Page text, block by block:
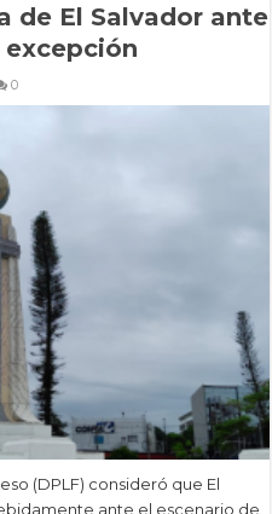
de El Salvador ante
0
(DPLF) consideró que El
ante el escenario de